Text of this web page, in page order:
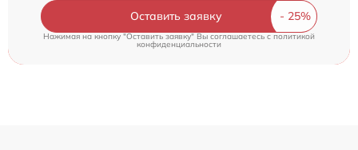
Оставить заявку
Нажимая на кнопку "Оставить заявку" Вы соглашаетесь c политикой
конфиденциальности